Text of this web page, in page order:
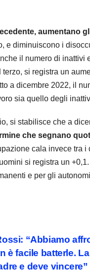
aumentano
e diminuiscono i
il numero di inattivi
si registra un
a dicembre 2022, il
sia quello degli
si stabilisce che a
che segnano
cala invece tra
si registra un
e per gli
“Abbiamo
è facile batterle.
e deve vincere”